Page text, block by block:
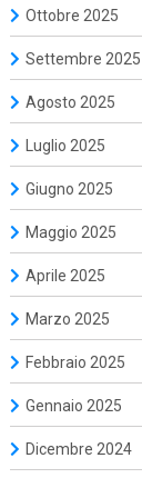
Ottobre 2025
Settembre 2025
Agosto 2025
Luglio 2025
Giugno 2025
Maggio 2025
Aprile 2025
Marzo 2025
Febbraio 2025
Gennaio 2025
Dicembre 2024